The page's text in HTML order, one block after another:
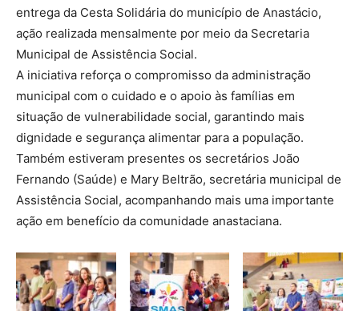
entrega da Cesta Solidária do município de Anastácio,
ação realizada mensalmente por meio da Secretaria
Municipal de Assistência Social.
A iniciativa reforça o compromisso da administração
municipal com o cuidado e o apoio às famílias em
situação de vulnerabilidade social, garantindo mais
dignidade e segurança alimentar para a população.
Também estiveram presentes os secretários João
Fernando (Saúde) e Mary Beltrão, secretária municipal de
Assistência Social, acompanhando mais uma importante
ação em benefício da comunidade anastaciana.